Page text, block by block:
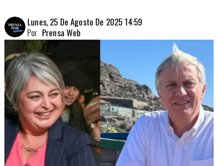
Lunes, 25 De Agosto De 2025 14:59
Prensa Web
Por